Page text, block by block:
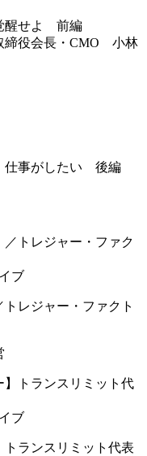
醒せよ 前編
締役会長・CMO 小林
仕事がしたい 後編
ブ
レジャー・ファクト
ブ
トランスリミット代表